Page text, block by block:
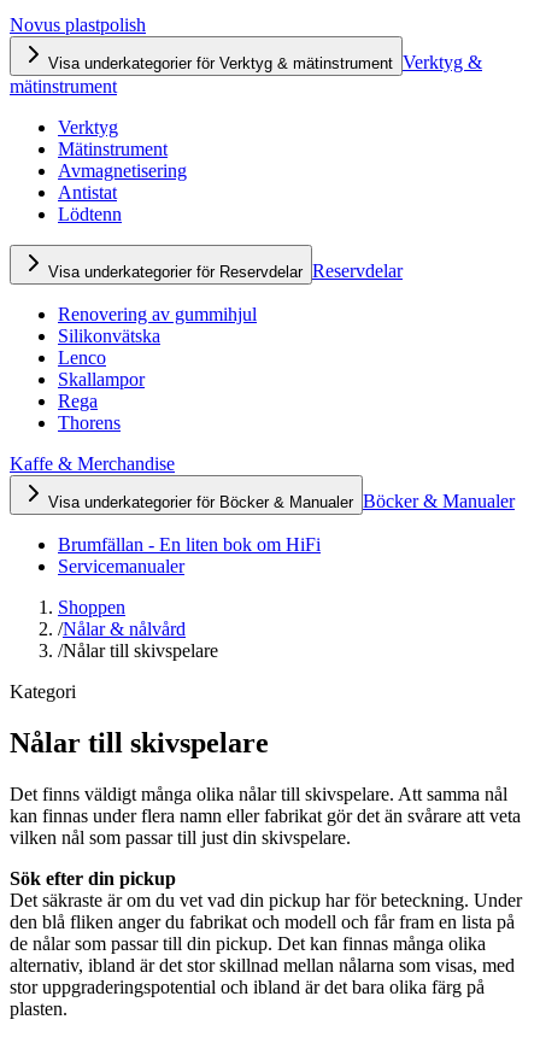
Novus plastpolish
Visa underkategorier för Verktyg & mätinstrument Verktyg &
mätinstrument
Verktyg
Mätinstrument
Avmagnetisering
Antistat
Lödtenn
Visa underkategorier för Reservdelar Reservdelar
Renovering av gummihjul
Silikonvätska
Lenco
Skallampor
Rega
Thorens
Kaffe & Merchandise
Visa underkategorier för Böcker & Manualer Böcker & Manualer
Brumfällan - En liten bok om HiFi
Servicemanualer
Shoppen
/Nålar & nålvård
/Nålar till skivspelare
Kategori
Nålar till skivspelare
Det finns väldigt många olika nålar till skivspelare. Att samma nål
kan finnas under flera namn eller fabrikat gör det än svårare att veta
vilken nål som passar till just din skivspelare.
Sök efter din pickup
Det säkraste är om du vet vad din pickup har för beteckning. Under
den blå fliken anger du fabrikat och modell och får fram en lista på
de nålar som passar till din pickup. Det kan finnas många olika
alternativ, ibland är det stor skillnad mellan nålarna som visas, med
stor uppgraderingspotential och ibland är det bara olika färg på
plasten.